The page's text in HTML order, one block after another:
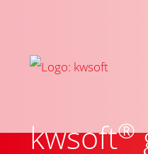
kwsoft®